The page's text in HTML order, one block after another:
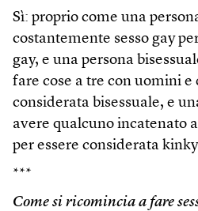
Sì: proprio come una
costantemente sesso gay
gay, e una persona
fare cose a tre con uomini e
considerata bisessuale, e
avere qualcuno incatenato
per essere considerata
***
Come si ricomincia a fare